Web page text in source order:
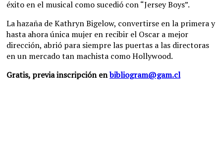
éxito en el musical como sucedió con “Jersey Boys”.
La hazaña de Kathryn Bigelow, convertirse en la primera y
hasta ahora única mujer en recibir el Oscar a mejor
dirección, abrió para siempre las puertas a las directoras
en un mercado tan machista como Hollywood.
Gratis, previa inscripción enbibliogram@gam.cl